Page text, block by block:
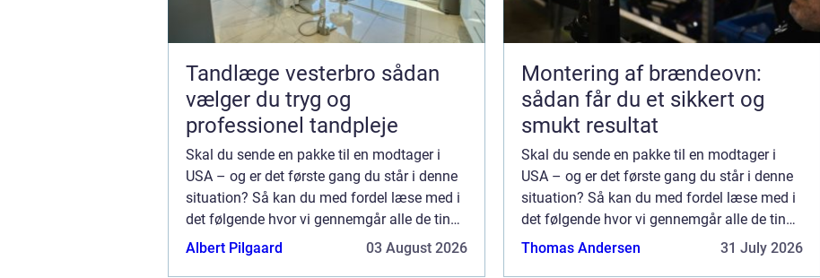
Tandlæge vesterbro sådan
vælger du tryg og
professionel tandpleje
Skal du sende en pakke til en modtager i
USA – og er det første gang du står i denne
situation? Så kan du med fordel læse med i
det følgende hvor vi gennemgår alle de ting
du skal være opmærksom på når du ønsker
Albert Pilgaard 03 August 2026
Montering af brændeovn:
sådan får du et sikkert og
smukt resultat
Skal du sende en pakke til en modtager i
USA – og er det første gang du står i denne
situation? Så kan du med fordel læse med i
det følgende hvor vi gennemgår alle de ting
du skal være opmærksom på når du ønsker
Thomas Andersen 31 July 2026